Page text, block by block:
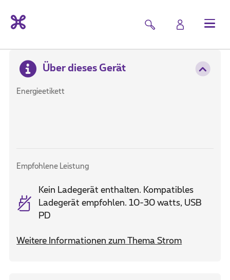
Über dieses Gerät
Energieetikett
Empfohlene Leistung
Kein Ladegerät enthalten. Kompatibles
Ladegerät empfohlen. 10-30 watts, USB
PD
Weitere Informationen zum Thema Strom